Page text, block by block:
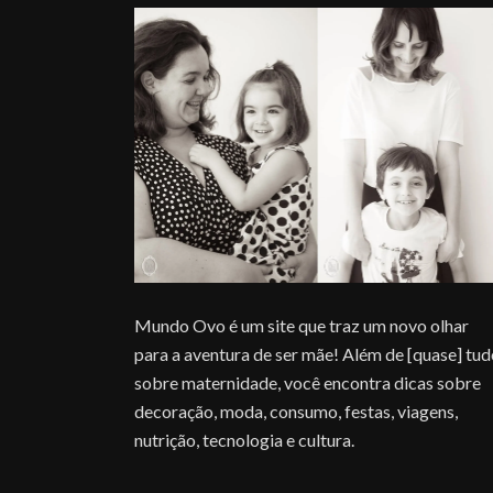
Mundo Ovo é um site que traz um novo olhar
para a aventura de ser mãe! Além de [quase]
sobre maternidade, você encontra dicas sobre
decoração, moda, consumo, festas, viagens,
nutrição, tecnologia e cultura.